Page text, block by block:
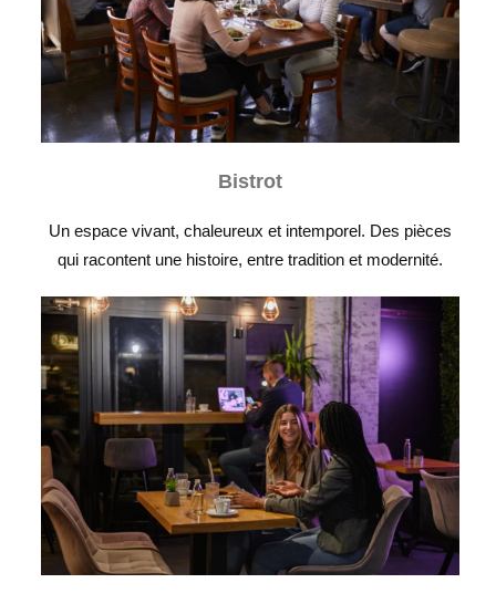
Bistrot
Un espace vivant, chaleureux et intemporel. Des pièces
qui racontent une histoire, entre tradition et modernité.